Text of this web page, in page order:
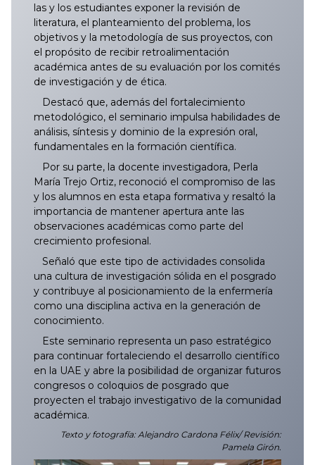
las y los estudiantes exponer la revisión de
literatura, el planteamiento del problema, los
objetivos y la metodología de sus proyectos, con
el propósito de recibir retroalimentación
académica antes de su evaluación por los comités
de investigación y de ética.
Destacó que, además del fortalecimiento
metodológico, el seminario impulsa habilidades de
análisis, síntesis y dominio de la expresión oral,
fundamentales en la formación científica.
Por su parte, la docente investigadora, Perla
María Trejo Ortiz, reconoció el compromiso de las
y los alumnos en esta etapa formativa y resaltó la
importancia de mantener apertura ante las
observaciones académicas como parte del
crecimiento profesional.
Señaló que este tipo de actividades consolida
una cultura de investigación sólida en el posgrado
y contribuye al posicionamiento de la enfermería
como una disciplina activa en la generación de
conocimiento.
Este seminario representa un paso estratégico
para continuar fortaleciendo el desarrollo científico
en la UAE y abre la posibilidad de organizar futuros
congresos o coloquios de posgrado que
proyecten el trabajo investigativo de la comunidad
académica.
Texto y fotografía: Alejandro Cardona Félix/ Revisión:
Pamela Girón.